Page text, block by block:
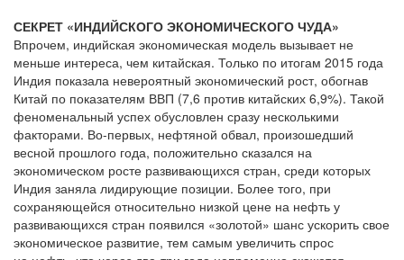
СЕКРЕТ «ИНДИЙСКОГО ЭКОНОМИЧЕСКОГО ЧУДА»
Впрочем, индийская экономическая модель вызывает не
меньше интереса, чем китайская. Только по итогам 2015 года
Индия показала невероятный экономический рост, обогнав
Китай по показателям ВВП (7,6 против китайских 6,9%). Такой
феноменальный успех обусловлен сразу несколькими
факторами. Во-первых, нефтяной обвал, произошедший
весной прошлого года, положительно сказался на
экономическом росте развивающихся стран, среди которых
Индия заняла лидирующие позиции. Более того, при
сохраняющейся относительно низкой цене на нефть у
развивающихся стран появился «золотой» шанс ускорить свое
экономическое развитие, тем самым увеличить спрос